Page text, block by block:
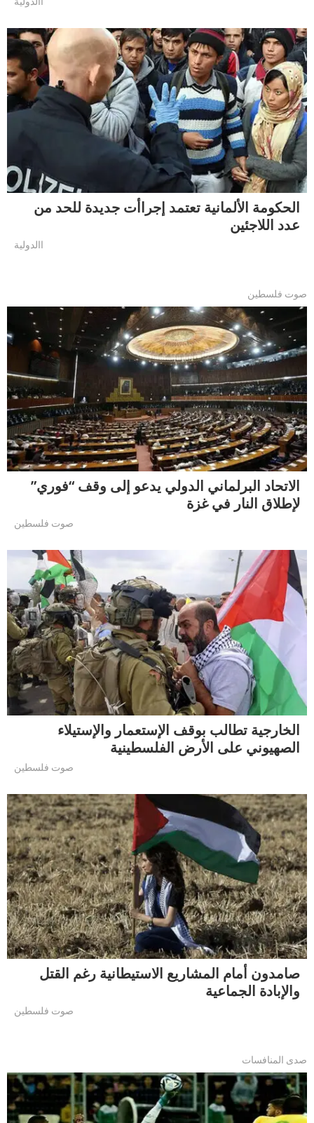
الحكومة الألمانية تعتمد إجراأت جديدة للحد من
عدد اللاجئين
االدولية
صوت فلسطين
الاتحاد البرلماني الدولي يدعو إلى وقف “فوري”
لإطلاق النار في غزة
صوت فلسطين
الخارجية تطالب بوقف الإستعمار والإستيلاء
الصهيوني على الأرض الفلسطينية
صوت فلسطين
صامدون أمام المشاريع الاستيطانية رغم القتل
والإبادة الجماعية
صوت فلسطين
صدى المنافسات